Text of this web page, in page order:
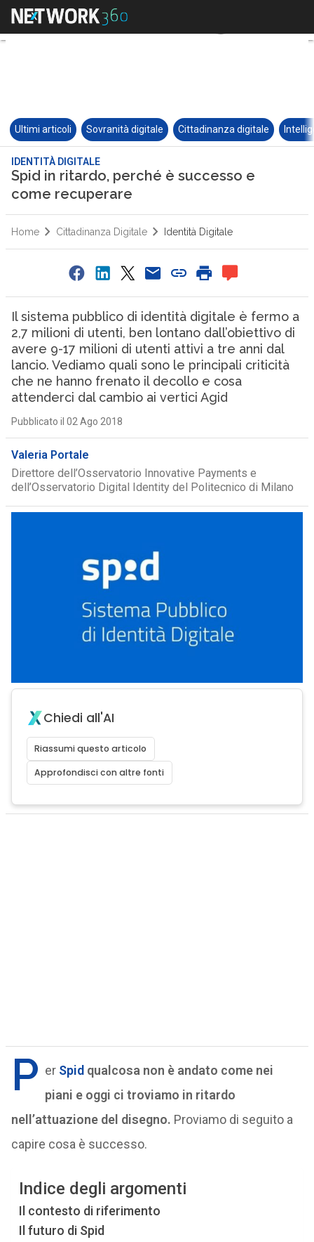
Ultimi articoli Sovranità digitale Cittadinanza digitale
IDENTITÀ DIGITALE
Spid in ritardo, perché è successo e
come recuperare
Home Cittadinanza Digitale Identità Digitale
Il sistema pubblico di identità digitale è fermo a
2,7 milioni di utenti, ben lontano dall’obiettivo di
avere 9-17 milioni di utenti attivi a tre anni dal
lancio. Vediamo quali sono le principali criticità
che ne hanno frenato il decollo e cosa
attenderci dal cambio ai vertici Agid
Pubblicato il 02 Ago 2018
Valeria Portale
Direttore dell’Osservatorio Innovative Payments e
dell’Osservatorio Digital Identity del Politecnico di Milano
Chiedi all'AI
Riassumi questo articolo
Approfondisci con altre fonti
P er Spid qualcosa non è andato come nei
piani e oggi ci troviamo in ritardo
nell’attuazione del disegno. Proviamo di seguito a
capire cosa è successo.
Indice degli argomenti
Il contesto di riferimento
Il futuro di Spid